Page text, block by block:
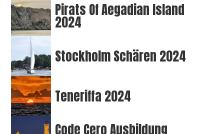
Pirats Of Aegadian Island
2024
Stockholm Schären 2024
Teneriffa 2024
Code Cero Ausbildung